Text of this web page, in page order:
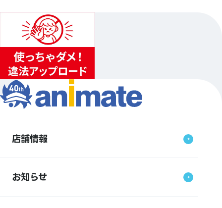
店舗情報
お知らせ